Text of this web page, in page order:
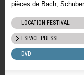
pièces de Bach,
LOCATION FESTIVAL
ESPACE PRESSE
DVD